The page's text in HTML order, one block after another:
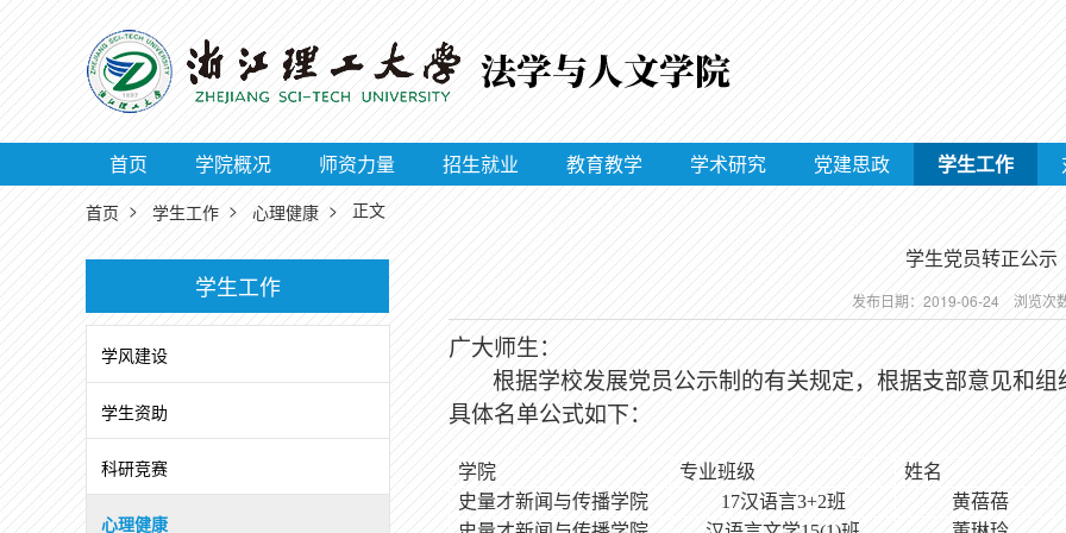
首页 学院概况 师资力量 招生就业 教育教学 学术研究 党建思政 学生工作
首页 > 学生工作 > 心理健康 > 正文
学生工作
学风建设
学生资助
科研竞赛
心理健康
学生党员转正公示
发布日期：2019-06-24 浏览次
广大师生：
根据学校发展党员公示制的有关规定，根据支部意见和
具体名单公式如下：
学院 专业班级
姓名
史量才新闻与传播学院
17汉语言3+2班
黄蓓蓓